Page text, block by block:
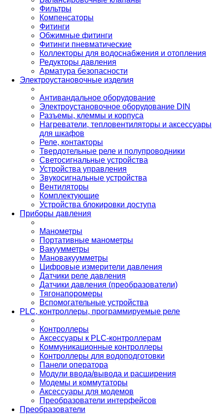
Фильтры
Компенсаторы
Фитинги
Обжимные фитинги
Фитинги пневматические
Коллекторы для водоснабжения и отопления
Редукторы давления
Арматура безопасности
Электроустановочные изделия
Антивандальное оборудование
Электроустановочное оборудование DIN
Разъемы, клеммы и корпуса
Нагреватели, тепловентиляторы и аксессуары
для шкафов
Реле, контакторы
Твердотельные реле и полупроводники
Светосигнальные устройства
Устройства управления
Звукосигнальные устройства
Вентиляторы
Комплектующие
Устройства блокировки доступа
Приборы давления
Манометры
Портативные манометры
Вакуумметры
Мановакуумметры
Цифровые измерители давления
Датчики реле давления
Датчики давления (преобразователи)
Тягонапоромеры
Вспомогательные устройства
PLС, контроллеры, программируемые реле
Контроллеры
Аксессуары к PLC-контроллерам
Коммуникационные контроллеры
Контроллеры для водоподготовки
Панели оператора
Модули ввода/вывода и расширения
Модемы и коммутаторы
Аксессуары для модемов
Преобразователи интерфейсов
Преобразователи